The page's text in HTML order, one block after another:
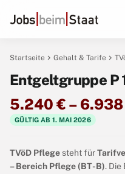
Startseite chevron_right Gehalt & Tarife chevron_right
Entgeltgruppe P
5.240 € –
GÜLTIG AB 1. MAI 2026
TVöD Pflegesteht für
– Bereich Pflege (BT-B). Die